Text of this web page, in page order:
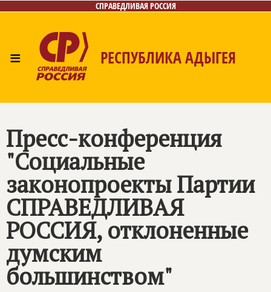
СПРАВЕДЛИВАЯ РОССИЯ
≡ РЕСПУБЛИКА АДЫГЕЯ
Контакты
Пресс-конференция
"Социальные
законопроекты Партии
СПРАВЕДЛИВАЯ
РОССИЯ, отклоненные
думским
большинством"